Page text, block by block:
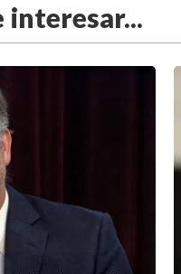
interesar...